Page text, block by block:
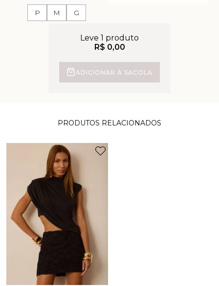
P M G
Leve 1 produto
R$ 0,00
ADICIONAR À SACOLA
PRODUTOS RELACIONADOS